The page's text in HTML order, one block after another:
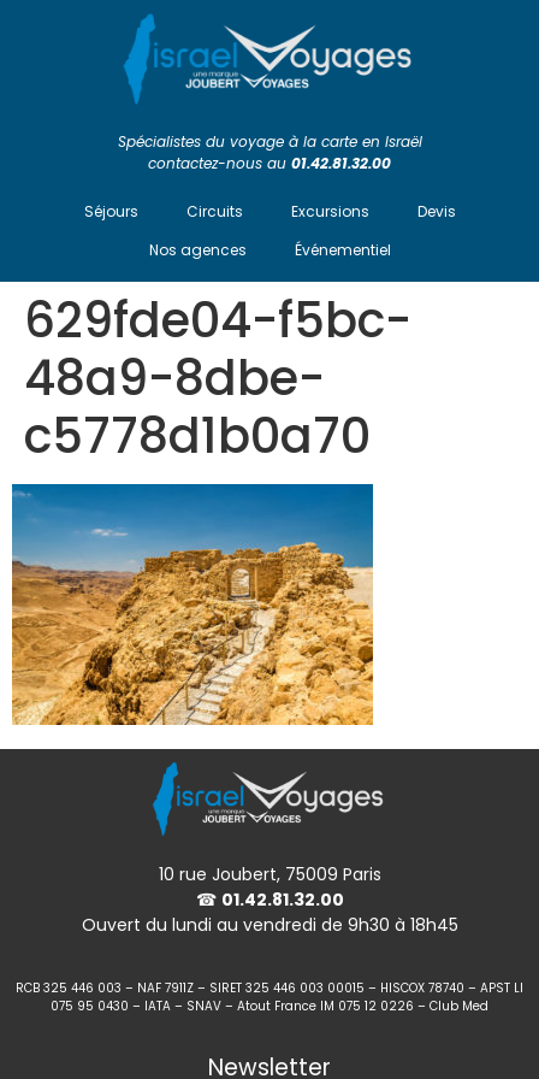
Spécialistes du voyage à la carte en Israël
contactez-nous au 01.42.81.32.00
Séjours Circuits Excursions
Devis
Nos agences
Événementiel
629fde04-f5bc-
48a9-8dbe-
c5778d1b0a70
10 rue Joubert, 75009 Paris
☎ 01.42.81.32.00
Ouvert du lundi au vendredi de 9h30 à 18h45
RCB 325 446 003 – NAF 7911Z – SIRET 325 446 003 00015 – HISCOX 78740 – APST LI
075 95 0430 – IATA – SNAV – Atout France IM 075 12 0226 – Club Med
Newsletter